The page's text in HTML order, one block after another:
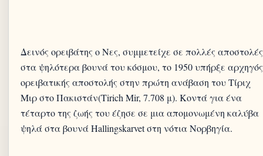
Δεινός ορειβάτης ο Νες, συμμετείχε σε πολλές αποστολές
στα ψηλότερα βουνά του κόσμου, το 1950 υπήρξε αρχηγός
ορειβατικής αποστολής στην πρώτη ανάβαση του Τίριχ
Μιρ στο Πακιστάν(Tirich Mir, 7.708 μ). Κοντά για ένα
τέταρτο της ζωής του έζησε σε μια απομονωμένη καλύβα
ψηλά στα βουνά Hallingskarvet στη νότια Νορβηγία.